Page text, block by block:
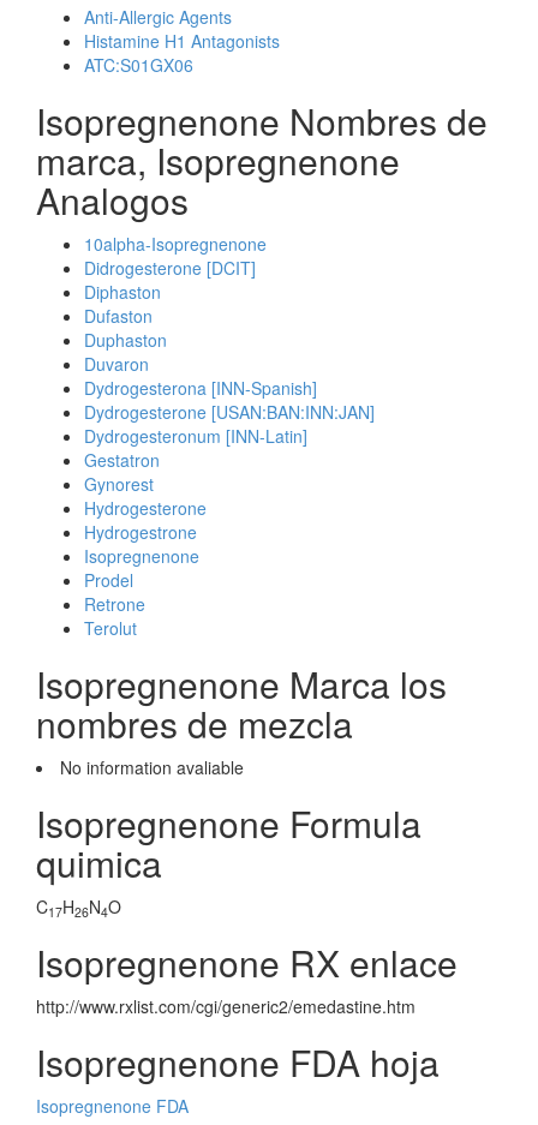
Anti-Allergic Agents
Histamine H1 Antagonists
ATC:S01GX06
Isopregnenone Nombres de
marca, Isopregnenone
Analogos
10alpha-Isopregnenone
Didrogesterone [DCIT]
Diphaston
Dufaston
Duphaston
Duvaron
Dydrogesterona [INN-Spanish]
Dydrogesterone [USAN:BAN:INN:JAN]
Dydrogesteronum [INN-Latin]
Gestatron
Gynorest
Hydrogesterone
Hydrogestrone
Isopregnenone
Prodel
Retrone
Terolut
Isopregnenone Marca los
nombres de mezcla
No information avaliable
Isopregnenone Formula
quimica
C17H26N4O
Isopregnenone RX enlace
http://www.rxlist.com/cgi/generic2/emedastine.htm
Isopregnenone FDA hoja
Isopregnenone FDA